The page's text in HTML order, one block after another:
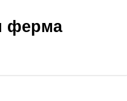
ферма